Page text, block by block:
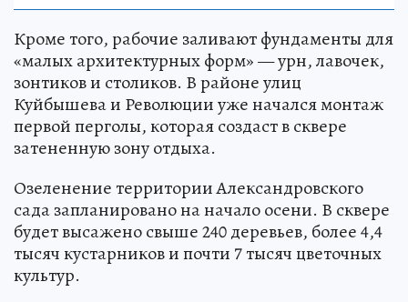
Кроме того, рабочие заливают фундаменты для
«малых архитектурных форм» — урн, лавочек,
зонтиков и столиков. В районе улиц
Куйбышева и Революции уже начался монтаж
первой перголы, которая создаст в сквере
затененную зону отдыха.
Озеленение территории Александровского
сада запланировано на начало осени. В сквере
будет высажено свыше 240 деревьев, более 4,4
тысяч кустарников и почти 7 тысяч цветочных
культур.